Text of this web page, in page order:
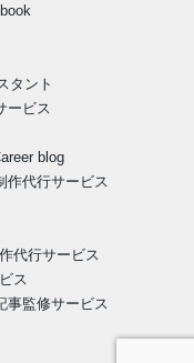
タント
ービス
blog
作代行サービス
代行サービス
ス
事監修サービス